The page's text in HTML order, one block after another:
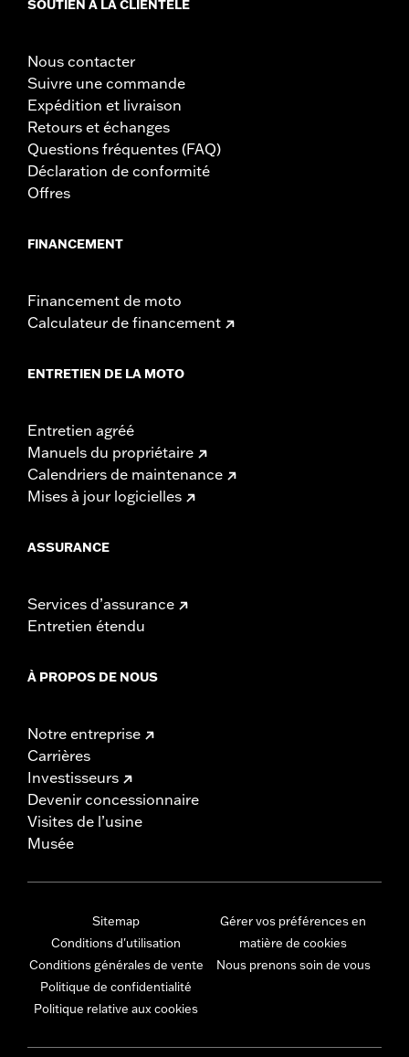
SOUTIEN À LA CLIENTÈLE
Nous contacter
Suivre une commande
Expédition et livraison
Retours et échanges
Questions fréquentes (FAQ)
Déclaration de conformité
Offres
FINANCEMENT
Financement de moto
Calculateur de financement
ENTRETIEN DE LA MOTO
Entretien agréé
Manuels du propriétaire
Calendriers de maintenance
Mises à jour logicielles
ASSURANCE
Services d’assurance
Entretien étendu
À PROPOS DE NOUS
Notre entreprise
Carrières
Investisseurs
Devenir concessionnaire
Visites de l’usine
Musée
Sitemap
Conditions d'utilisation
Conditions générales de vente
Politique de confidentialité
Politique relative aux cookies
Gérer vos préférences en
matière de cookies
Nous prenons soin de vous